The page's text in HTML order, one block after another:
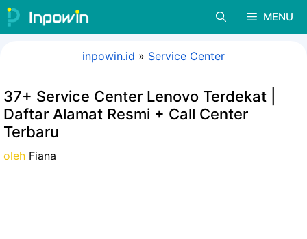
Langsung
ke
MENU
inpowin.id » Service Center
37+ Service Center Lenovo Terdekat |
Daftar Alamat Resmi + Call Center
Terbaru
oleh Fiana